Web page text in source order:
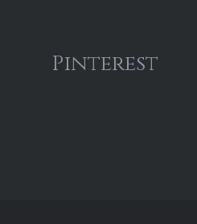
Pinterest